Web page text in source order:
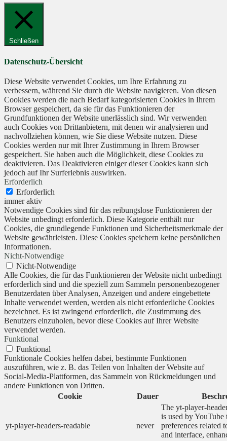
Schließen
Datenschutz-Übersicht
Diese Website verwendet Cookies, um Ihre Erfahrung zu
verbessern, während Sie durch die Website navigieren. Von diesen
Cookies werden die nach Bedarf kategorisierten Cookies in Ihrem
Browser gespeichert, da sie für das Funktionieren der
Grundfunktionen der Website unerlässlich sind. Wir verwenden
auch Cookies von Drittanbietern, mit denen wir analysieren und
nachvollziehen können, wie Sie diese Website nutzen. Diese
Cookies werden nur mit Ihrer Zustimmung in Ihrem Browser
gespeichert. Sie haben auch die Möglichkeit, diese Cookies zu
deaktivieren. Das Deaktivieren einiger dieser Cookies kann sich
jedoch auf Ihr Surferlebnis auswirken.
Erforderlich
Erforderlich
immer aktiv
Notwendige Cookies sind für das reibungslose Funktionieren der
Website unbedingt erforderlich. Diese Kategorie enthält nur
Cookies, die grundlegende Funktionen und Sicherheitsmerkmale der
Website gewährleisten. Diese Cookies speichern keine persönlichen
Informationen.
Nicht-Notwendige
Nicht-Notwendige
Alle Cookies, die für das Funktionieren der Website nicht unbedingt
erforderlich sind und die speziell zum Sammeln personenbezogener
Benutzerdaten über Analysen, Anzeigen und andere eingebettete
Inhalte verwendet werden, werden als nicht erforderliche Cookies
bezeichnet. Es ist zwingend erforderlich, die Zustimmung des
Benutzers einzuholen, bevor diese Cookies auf Ihrer Website
verwendet werden.
Funktional
Funktional
Funktionale Cookies helfen dabei, bestimmte Funktionen
auszuführen, wie z. B. das Teilen von Inhalten der Website auf
Social-Media-Plattformen, das Sammeln von Rückmeldungen und
andere Funktionen von Dritten.
Cookie
Dauer
yt-player-headers-readable never
The yt-player-
is used by YouTube
preferences related
and interface,